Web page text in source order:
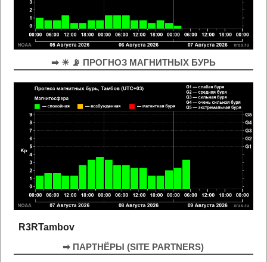
➡ ☀ 📡 ПРОГНОЗ МАГНИТНЫХ БУРЬ
R3RTambov
➡ ПАРТНЁРЫ (SITE PARTNERS)